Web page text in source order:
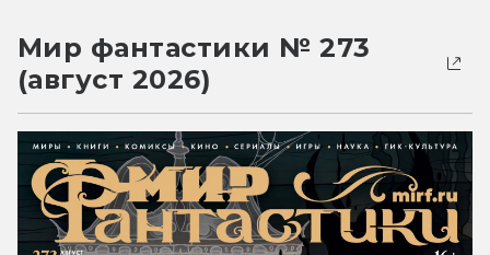
Мир фантастики № 273
(август 2026)